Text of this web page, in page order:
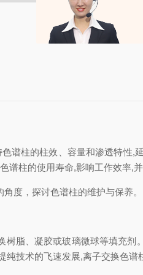
谱柱的柱效、容量和渗透特性,
谱柱的使用寿命,影响工作效率,
度，探讨色谱柱的维护与保养。
脂、凝胶或玻璃微球等填充
技术的飞速发展,离子交换色谱